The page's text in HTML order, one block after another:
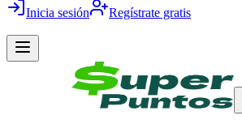
Inicia sesión Regístrate gratis